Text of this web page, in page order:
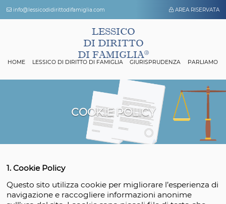
info@lessicodidirittodifamiglia.com AREA
LESSICO
DI DIRITTO
DI FAMIGLIA
COOKIE POLICY
1. Cookie Policy